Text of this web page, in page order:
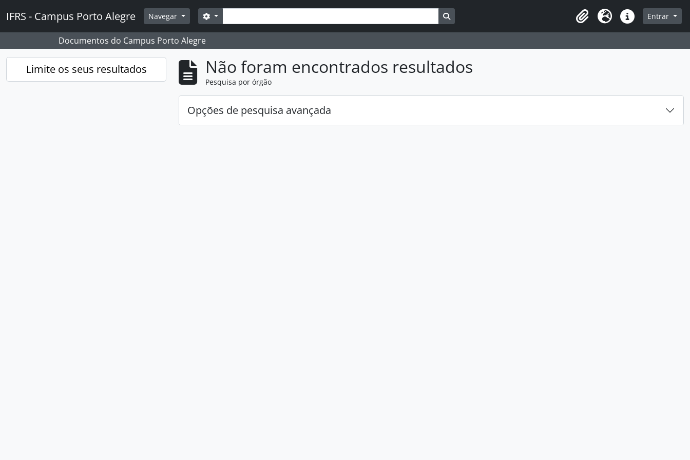
IFRS - Campus Porto Alegre Navegar Pesquisar
Opções de busca Busque na página de navegação
Idioma Ligações rápidas
Entrar
Documentos do Campus Porto Alegre
Limite os seus resultados Não foram encontrados resultados
Pesquisa por órgão
Opções de pesquisa avançada